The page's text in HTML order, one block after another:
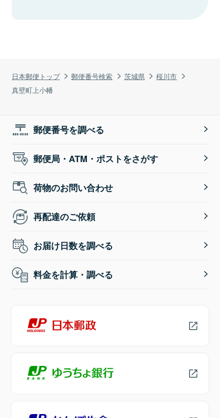
日本郵便トップ 郵便番号検索 茨城県
桜川市
真壁町上小幡
郵便番号を調べる
郵便局・ATM・ポストをさがす
荷物のお問い合わせ
再配達のご依頼
お届け日数を調べる
料金を計算・調べる